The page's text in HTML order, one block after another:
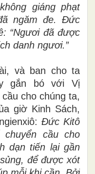
giáng phạt
ngăm đe.
Đức
“Ngươi đã được
danh ngươi.”
và ban cho ta
gắn bó với Vị
cho chúng ta,
giờ Kinh Sách,
Đức Kitô
cầu cho
dạn tiến lại gần
để được xót